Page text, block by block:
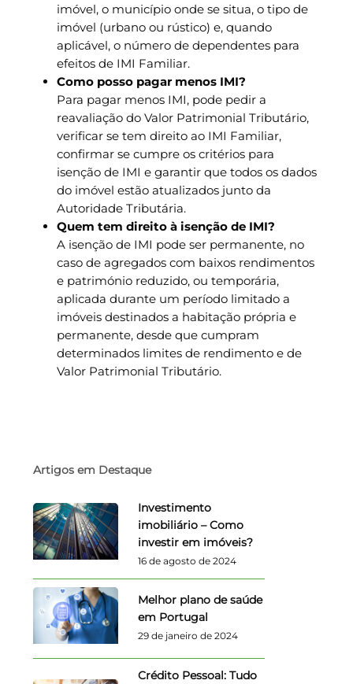
imóvel, o município onde se situa, o tipo de
imóvel (urbano ou rústico) e, quando
aplicável, o número de dependentes para
efeitos de IMI Familiar.
Como posso pagar menos IMI?
Para pagar menos IMI, pode pedir a
reavaliação do Valor Patrimonial Tributário,
verificar se tem direito ao IMI Familiar,
confirmar se cumpre os critérios para
isenção de IMI e garantir que todos os dados
do imóvel estão atualizados junto da
Autoridade Tributária.
Quem tem direito à isenção de IMI?
A isenção de IMI pode ser permanente, no
caso de agregados com baixos rendimentos
e património reduzido, ou temporária,
aplicada durante um período limitado a
imóveis destinados a habitação própria e
permanente, desde que cumpram
determinados limites de rendimento e de
Valor Patrimonial Tributário.
Artigos em Destaque
Investimento
imobiliário – Como
investir em imóveis?
16 de agosto de 2024
Melhor plano de saúde
em Portugal
29 de janeiro de 2024
Crédito Pessoal: Tudo